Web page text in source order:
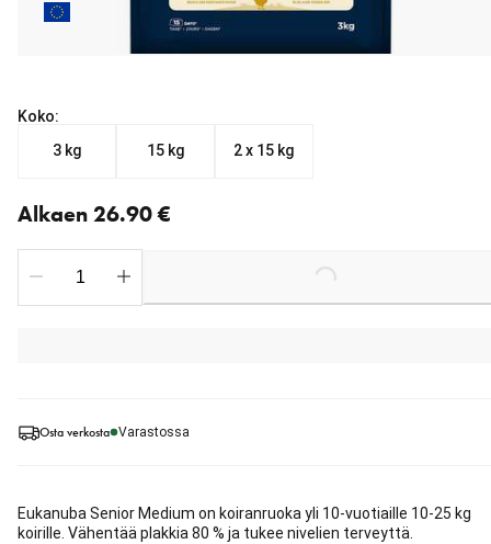
Osta verkosta Varastossa
Eukanuba Senior Medium on koiranruoka yli 10-vuotiaille 10-25 kg
koirille. Vähentää plakkia 80 % ja tukee nivelien terveyttä.
Koko:
3 kg
15 kg 2 x 15 kg
Alkaen 26.90 €
Loading...